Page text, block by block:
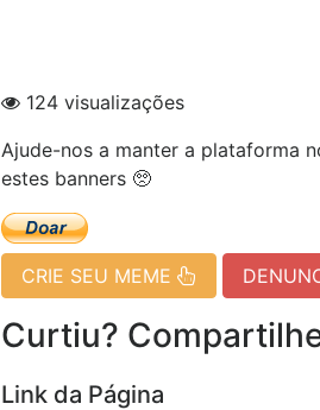
124 visualizações
Ajude-nos a manter a plataforma
estes banners 🥺
CRIE SEU MEME
Curtiu?
Link da Página